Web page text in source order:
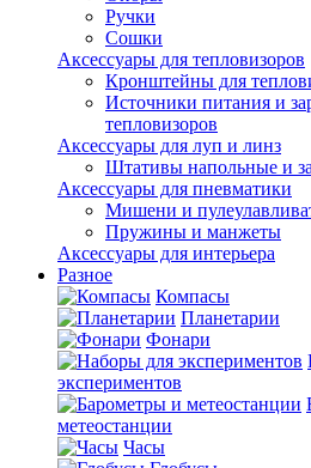
Ручки
Сошки
Аксессуары для тепловизоров
Кронштейны для
Источники питания и
тепловизоров
Аксессуары для луп и линз
Штативы напольные и
Аксессуары для пневматики
Мишени и
Пружины и манжеты
Аксессуары для интерьера
Разное
Компасы
Планетарии
Фонари
экспериментов
метеостанции
Часы